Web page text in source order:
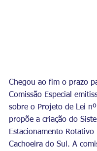
Chegou ao fim o prazo
Comissão Especial
sobre o Projeto de Lei
propõe a criação do
Estacionamento Rotativo
Cachoeira do Sul. A